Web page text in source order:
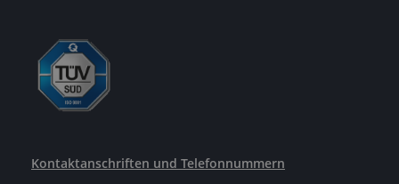
Kontaktanschriften und Telefonnummern